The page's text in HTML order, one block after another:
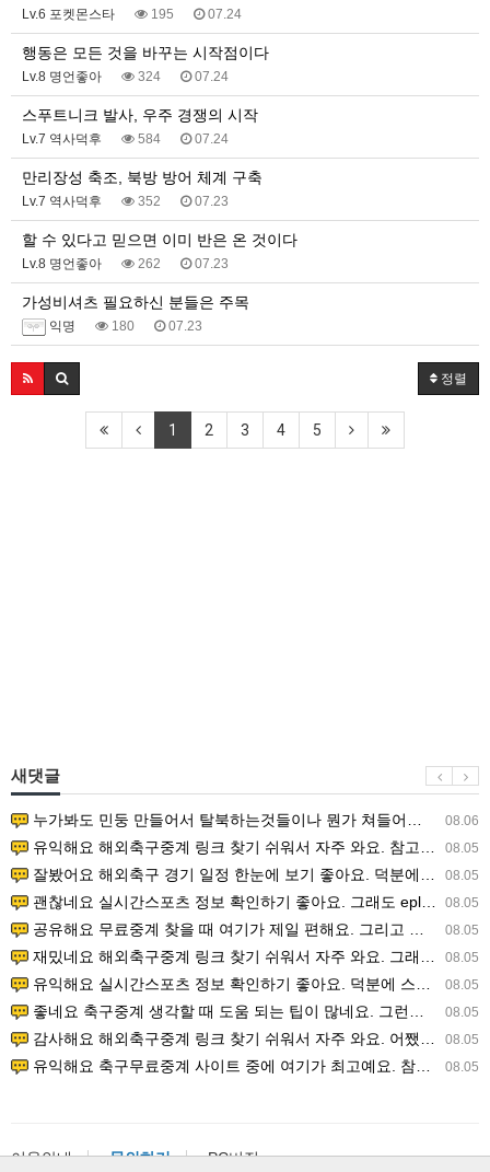
Lv.6 포켓몬스타 195 07.24
행동은 모든 것을 바꾸는 시작점이다
Lv.8 명언좋아 324 07.24
스푸트니크 발사, 우주 경쟁의 시작
Lv.7 역사덕후 584 07.24
만리장성 축조, 북방 방어 체계 구축
Lv.7 역사덕후 352 07.23
할 수 있다고 믿으면 이미 반은 온 것이다
Lv.8 명언좋아 262 07.23
가성비셔츠 필요하신 분들은 주목
익명 180 07.23
정렬
1 2 3 4 5
새댓글
08.06
누가봐도 민둥 만들어서 탈북하는것들이나 뭔가 쳐들어오는 낌새를 미리 알아차리기 위함이지 저걸 전쟁준비라고 하…
08.05
유익해요 해외축구중계 링크 찾기 쉬워서 자주 와요. 참고로 무료스포츠중계 정보 확인할 때 출처 꼭 체크해요.…
08.05
잘봤어요 해외축구 경기 일정 한눈에 보기 좋아요. 덕분에 epl중계 볼 때 공식 중계 채널 먼저 찾아봐요. …
08.05
괜찮네요 실시간스포츠 정보 확인하기 좋아요. 그래도 epl중계 볼 때 공식 중계 채널 먼저 찾아봐요. 북마크…
08.05
공유해요 무료중계 찾을 때 여기가 제일 편해요. 그리고 무료스포츠중계 정보 확인할 때 출처 꼭 체크해요. 앞…
08.05
재밌네요 해외축구중계 링크 찾기 쉬워서 자주 와요. 그래서 해외축구중계도 정식 서비스로 봐야 안전해요. 다음…
08.05
유익해요 실시간스포츠 정보 확인하기 좋아요. 덕분에 스포츠중계는 합법적인 경로로만 시청하려 해요. 좋은 정보…
08.05
좋네요 축구중계 생각할 때 도움 되는 팁이 많네요. 그런데 해외축구중계도 정식 서비스로 봐야 안전해요. 다음…
08.05
감사해요 해외축구중계 링크 찾기 쉬워서 자주 와요. 어쨌든 축구무료중계도 합법적인 곳에서 봐야 마음 편해요.…
08.05
유익해요 축구무료중계 사이트 중에 여기가 최고예요. 참고로 축구무료중계도 합법적인 곳에서 봐야 마음 편해요.…
이용안내 문의하기 PC버전